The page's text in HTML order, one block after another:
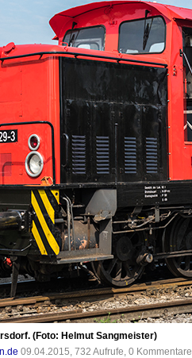
(Foto: Helmut Sangmeister)
09.04.2015, 732 Aufrufe, 0 Kommentare